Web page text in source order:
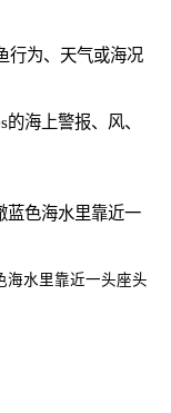
行为、天气或海况
的海上警报、风、
海水里靠近一头座头